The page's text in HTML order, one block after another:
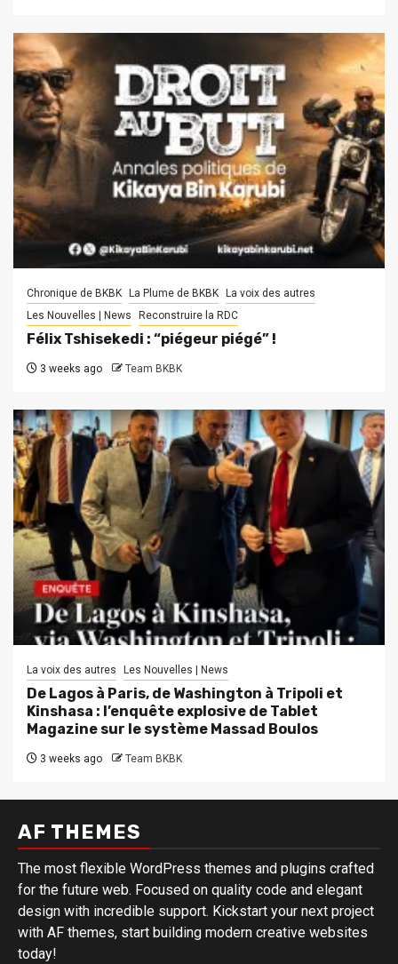
Chronique de BKBK La Plume de BKBK
La voix des autres
Les Nouvelles | News
Reconstruire la RDC
Félix Tshisekedi : “piégeur piégé” !
3 weeks ago Team BKBK
La voix des autres Les Nouvelles | News
De Lagos à Paris, de Washington à Tripoli et
Kinshasa : l’enquête explosive de Tablet
Magazine sur le système Massad Boulos
3 weeks ago Team BKBK
AF THEMES
The most flexible WordPress themes and plugins crafted
for the future web. Focused on quality code and elegant
design with incredible support. Kickstart your next project
with AF themes, start building modern creative websites
today!